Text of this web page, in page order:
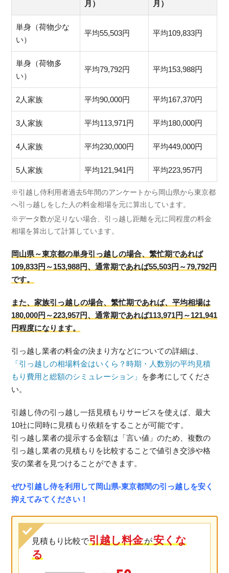
月） 月）
単身（荷物少な
い）
平均55,503円 平均109,833円
単身（荷物多
い）
平均79,792円 平均153,988円
2人家族 平均90,000円 平均167,370円
3人家族 平均113,971円 平均180,000円
4人家族 平均230,000円 平均449,000円
5人家族 平均121,941円 平均223,957円
※引越し侍利用者過去5年間のアンケートから岡山県から東京都
へ引っ越しをした人の料金相場を元に算出しています。
※データ数が足りない場合、引っ越し距離を元に同程度の料金
相場を算出して計算しています。
岡山県～東京都の単身引っ越しの場合、繁忙期であれば
109,833円～153,988円、通常期であれば55,503円～79,792円
です。
また、家族引っ越しの場合、繁忙期であれば、平均相場は
180,000円～223,957円、通常期であれば113,971円～121,941
円程度になります。
引っ越し業者の料金の決まり方などについての詳細は、
「引っ越しの相場料金はいくら？時期・人数別の平均見積
もり費用と総額のシミュレーション」 を参考にしてくださ
い。
引越し侍の引っ越し一括見積もりサービスを使えば、最大
10社に同時に見積もり依頼をすることが可能です。
引っ越し業者の提示する金額は「言い値」のため、複数の
引っ越し業者の見積もりを比較することで値引き交渉や格
安の業者を見つけることができます。
ぜひ引越し侍を利用して岡山県-東京都間の引っ越しを安く
抑えてみてください！
見積もり比較で引越し料金が安くな
る